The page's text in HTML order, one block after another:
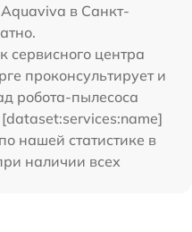
в Санкт-
сервисного центра
проконсультирует и
робота-пылесоса
нашей статистике в
наличии всех